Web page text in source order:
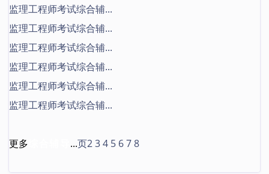
监理工程师考试综合辅...
监理工程师考试综合辅...
监理工程师考试综合辅...
监理工程师考试综合辅...
监理工程师考试综合辅...
监理工程师考试综合辅...
更多 ...页234 5 678